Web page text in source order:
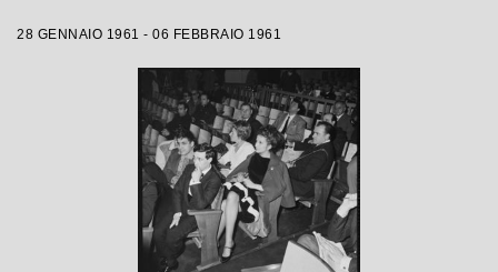
28 GENNAIO 1961 - 06 FEBBRAIO 1961